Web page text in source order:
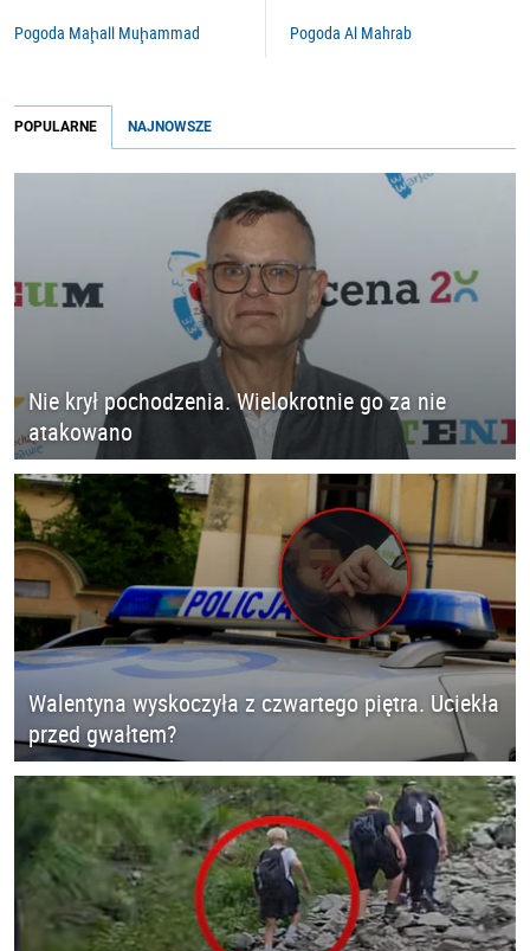
Pogoda Maḩall Muḩammad Pogoda Al Mahrab
POPULARNE NAJNOWSZE
Nie krył pochodzenia. Wielokrotnie go za nie
atakowano
Walentyna wyskoczyła z czwartego piętra. Uciekła
przed gwałtem?